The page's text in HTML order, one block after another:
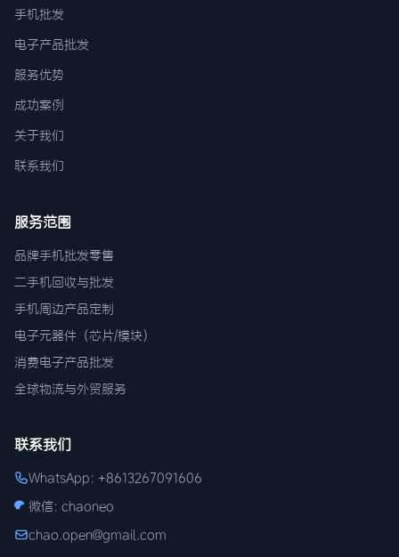
手机批发
电子产品批发
服务优势
成功案例
关于我们
联系我们
服务范围
品牌手机批发零售
二手机回收与批发
手机周边产品定制
电子元器件（芯片/模块）
消费电子产品批发
全球物流与外贸服务
联系我们
WhatsApp: +8613267091606
微信: chaoneo
chao.open@gmail.com